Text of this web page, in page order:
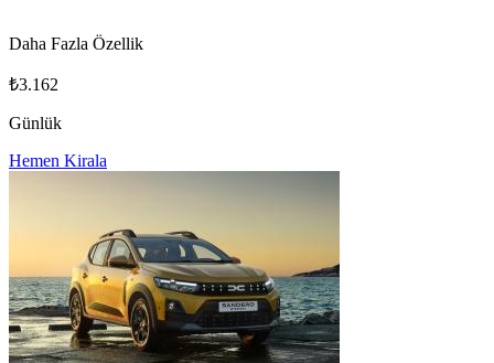
Daha Fazla Özellik
₺3.162
Günlük
Hemen Kirala